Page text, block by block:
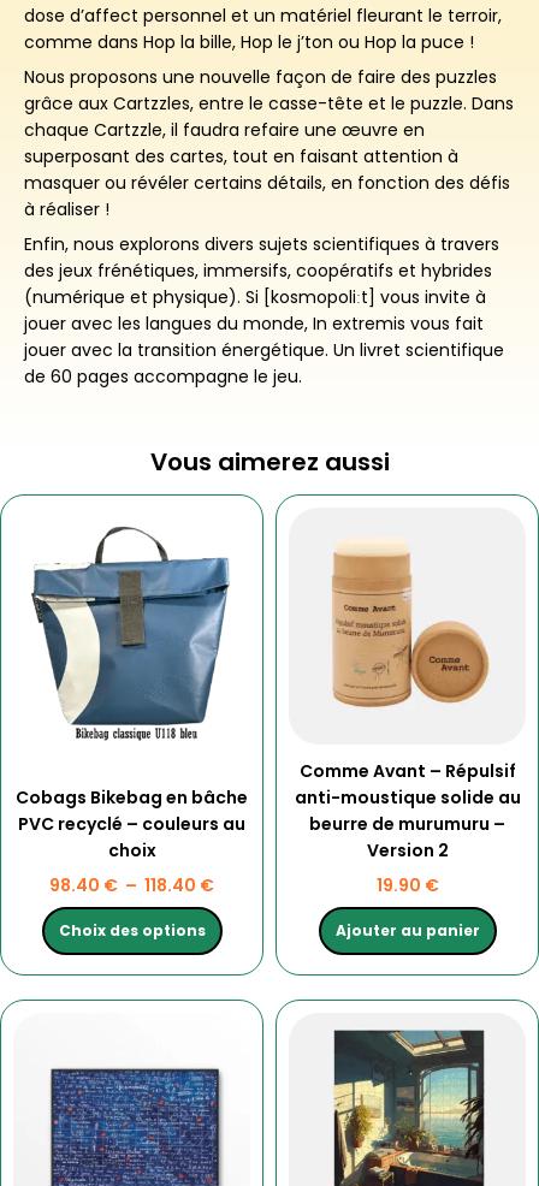
dose d’affect personnel et un matériel fleurant le terroir,
comme dans Hop la bille, Hop le j’ton ou Hop la puce !
Nous proposons une nouvelle façon de faire des puzzles
grâce aux Cartzzles, entre le casse-tête et le puzzle. Dans
chaque Cartzzle, il faudra refaire une œuvre en
superposant des cartes, tout en faisant attention à
masquer ou révéler certains détails, en fonction des défis
à réaliser !
Enfin, nous explorons divers sujets scientifiques à travers
des jeux frénétiques, immersifs, coopératifs et hybrides
(numérique et physique). Si [kosmopoliːt] vous invite à
jouer avec les langues du monde, In extremis vous fait
jouer avec la transition énergétique. Un livret scientifique
de 60 pages accompagne le jeu.
Vous aimerez aussi
Cobags Bikebag en bâche
PVC recyclé – couleurs au
choix
98.40 € – 118.40 €
Plage
prix :
98.40 €
à
118.40 €
Choix des options
produit
a
plusieurs
variations.
Les
options
peuvent
être
choisies
la
page
du
produit
Comme Avant – Répulsif
anti-moustique solide au
beurre de murumuru –
Version 2
19.90 €
Ajouter au panier